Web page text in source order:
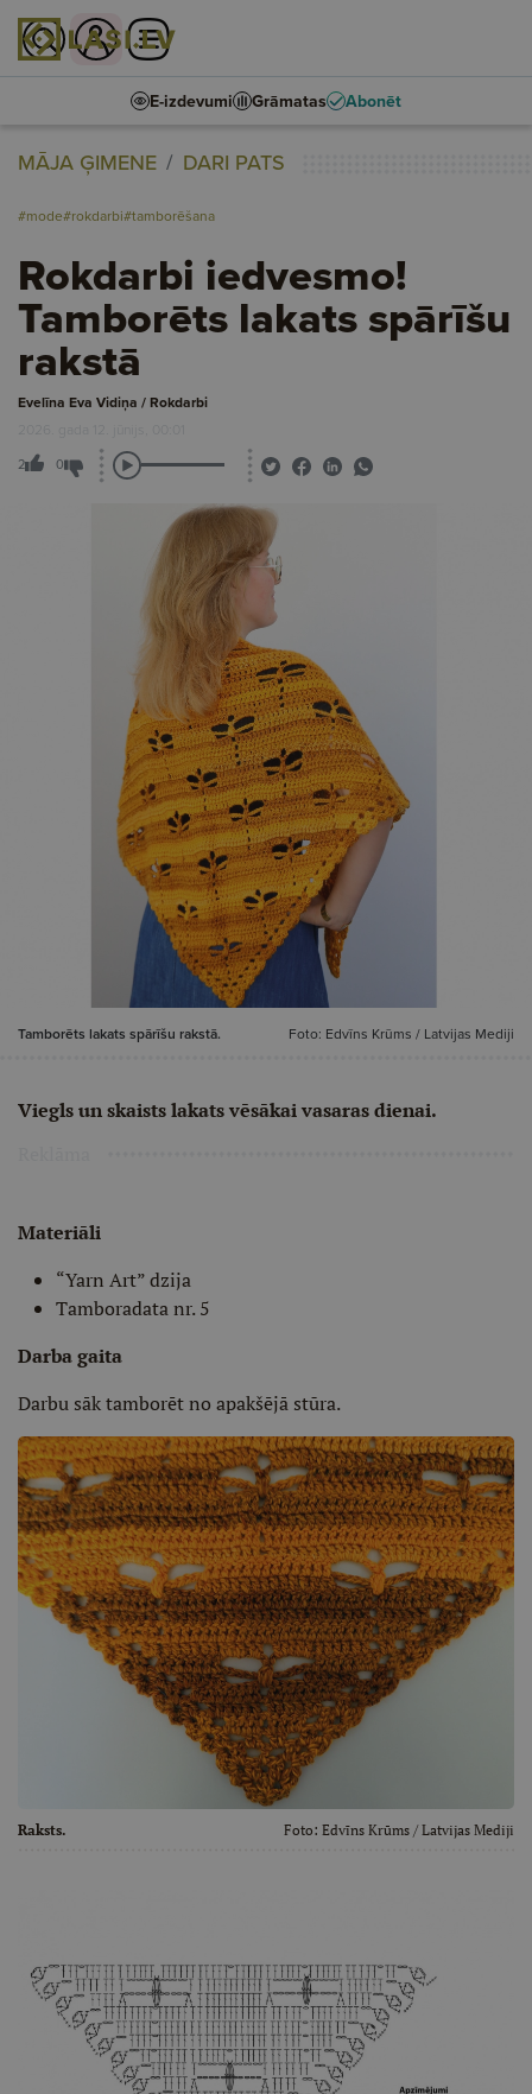
E-izdevumi Grāmatas Abonēt
MĀJA ĢIMENE DARI PATS
#mode#rokdarbi#tamborēšana
Rokdarbi iedvesmo!
Tamborēts lakats spārīšu
rakstā
Evelīna Eva Vidiņa / Rokdarbi
2026. gada 12. jūnijs, 00:01
2 0
Tamborēts lakats spārīšu rakstā. Foto: Edvīns Krūms / Latvijas Mediji
Viegls un skaists lakats vēsākai vasaras dienai.
Materiāli
“Yarn Art” dzija
Tamboradata nr. 5
Darba gaita
Darbu sāk tamborēt no apakšējā stūra.
Raksts. Foto: Edvīns Krūms / Latvijas Mediji